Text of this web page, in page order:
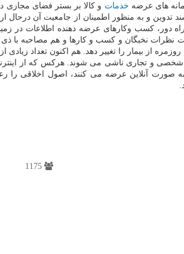
های عرضه خدمات و کالا بر بستر فضای مجازی
نظرات نخبگان و کسب و کارها و هم مصاحبه با
از بیمار را تغییر دهد. هم اکنون تعداد
و تجاری ناشی می شوند. هرکس که از
صورت آنلاین عرضه می کنند، اصول اخلاقی را